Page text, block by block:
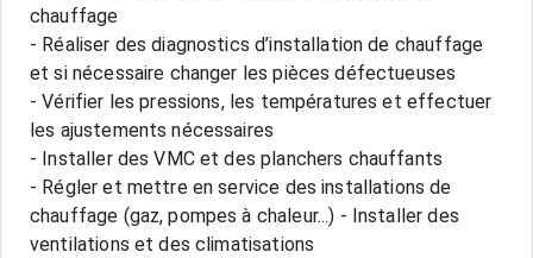
chauffage
- Réaliser des diagnostics d’installation de chauffage
et si nécessaire changer les pièces défectueuses
- Vérifier les pressions, les températures et effectuer
les ajustements nécessaires
- Installer des VMC et des planchers chauffants
- Régler et mettre en service des installations de
chauffage (gaz, pompes à chaleur...) - Installer des
ventilations et des climatisations